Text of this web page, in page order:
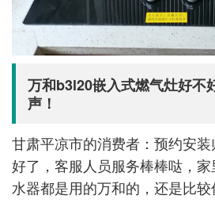
万和b3l20嵌入式燃气灶好不
声！
甘肃平凉市的消费者：预约安
好了，客服人员服务棒棒哒，
水器都是用的万和的，还是比较